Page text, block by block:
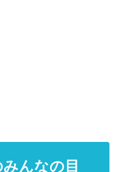
んなの目